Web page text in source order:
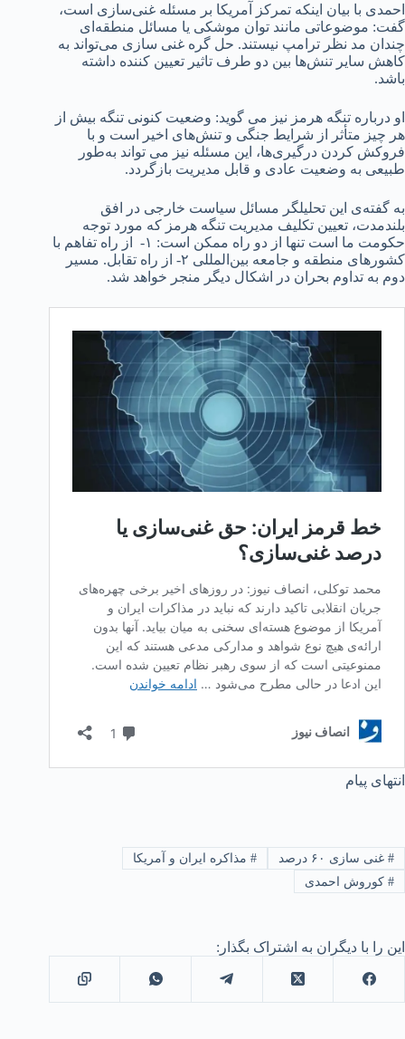
احمدی با بیان اینکه تمرکز آمریکا بر مسئله غنی‌سازی است،
گفت: موضوعاتی مانند توان موشکی یا مسائل منطقه‌ای
چندان مد نظر ترامپ نیستند. حل گره غنی سازی می‌تواند به
کاهش سایر تنش‌ها بین دو طرف تاثیر تعیین کننده داشته
باشد.
او درباره تنگه هرمز نیز می گوید: وضعیت کنونی تنگه بیش از
هر چیز متأثر از شرایط جنگی و تنش‌های اخیر است و با
فروکش کردن درگیری‌ها، این مسئله نیز می تواند به‌طور
طبیعی به وضعیت عادی و قابل مدیریت بازگردد.
به گفته‌ی این تحلیلگر‌ مسائل سیاست خارجی در افق
بلندمدت، تعیین تکلیف مدیریت تنگه هرمز که مورد توجه
حکومت ما است تنها از دو راه ممکن است: ۱- از راه تفاهم با
کشورهای منطقه و جامعه بین‌المللی ۲- از راه تقابل. مسیر
دوم به تداوم بحران در اشکال دیگر منجر خواهد شد.
انتهای پیام‌
#غنی سازی ۶۰ درصد #مذاکره ایران و آمریکا
#کوروش احمدی
این را با دیگران به اشتراک بگذار: